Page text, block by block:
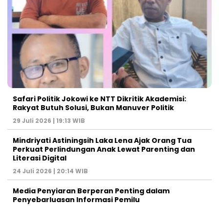
Safari Politik Jokowi ke NTT Dikritik Akademisi:
Rakyat Butuh Solusi, Bukan Manuver Politik
29 Juli 2026 | 19:13 WIB
Mindriyati Astiningsih Laka Lena Ajak Orang Tua
Perkuat Perlindungan Anak Lewat Parenting dan
Literasi Digital
24 Juli 2026 | 20:14 WIB
Media Penyiaran Berperan Penting dalam
Penyebarluasan Informasi Pemilu